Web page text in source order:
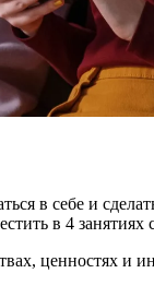
в себе и
в 4
ценностях и